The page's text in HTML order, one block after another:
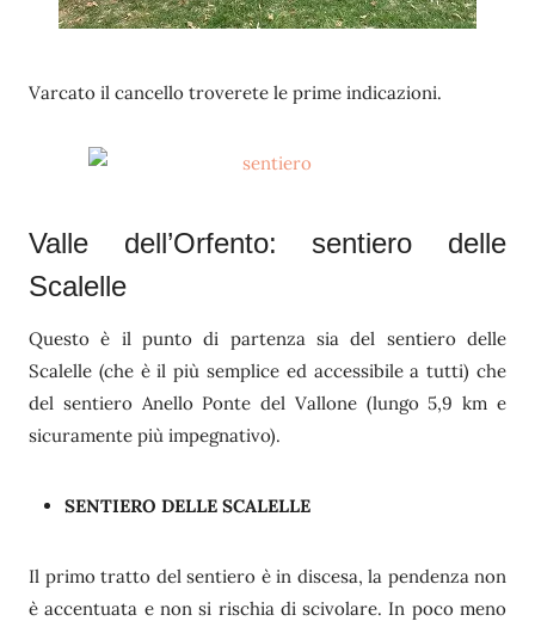
Varcato il cancello troverete le prime indicazioni.
Valle dell’Orfento: sentiero delle
Scalelle
Questo è il punto di partenza sia del sentiero delle
Scalelle (che è il più semplice ed accessibile a tutti) che
del sentiero Anello Ponte del Vallone (lungo 5,9 km e
sicuramente più impegnativo).
SENTIERO DELLE SCALELLE
Il primo tratto del sentiero è in discesa, la pendenza non
è accentuata e non si rischia di scivolare. In poco meno